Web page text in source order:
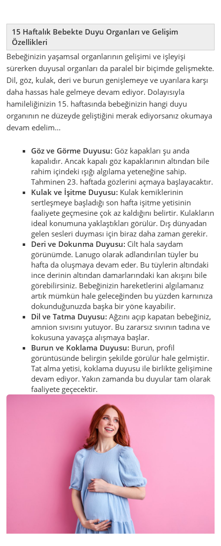
15 Haftalık Bebekte Duyu Organları ve Gelişim
Özellikleri
Bebeğinizin yaşamsal organlarının gelişimi ve işleyişi
sürerken duyusal organları da paralel bir biçimde gelişmekte.
Dil, göz, kulak, deri ve burun genişlemeye ve uyarılara karşı
daha hassas hale gelmeye devam ediyor. Dolayısıyla
hamileliğinizin 15. haftasında bebeğinizin hangi duyu
organının ne düzeyde geliştiğini merak ediyorsanız okumaya
devam edelim...
Göz ve Görme Duyusu: Göz kapakları şu anda
kapalıdır. Ancak kapalı göz kapaklarının altından bile
rahim içindeki ışığı algılama yeteneğine sahip.
Tahminen 23. haftada gözlerini açmaya başlayacaktır.
Kulak ve İşitme Duyusu: Kulak kemiklerinin
sertleşmeye başladığı son hafta işitme yetisinin
faaliyete geçmesine çok az kaldığını belirtir. Kulakların
ideal konumuna yaklaştıkları görülür. Dış dünyadan
gelen sesleri duyması için biraz daha zaman gerekir.
Deri ve Dokunma Duyusu: Cilt hala saydam
görünümde. Lanugo olarak adlandırılan tüyler bu
hafta da oluşmaya devam eder. Bu tüylerin altındaki
ince derinin altından damarlarındaki kan akışını bile
görebilirsiniz. Bebeğinizin hareketlerini algılamanız
artık mümkün hale geleceğinden bu yüzden karnınıza
dokunduğunuzda başka bir yöne kayabilir.
Dil ve Tatma Duyusu: Ağzını açıp kapatan bebeğiniz,
amnion sıvısını yutuyor. Bu zararsız sıvının tadına ve
kokusuna yavaşça alışmaya başlar.
Burun ve Koklama Duyusu: Burun, profil
görüntüsünde belirgin şekilde görülür hale gelmiştir.
Tat alma yetisi, koklama duyusu ile birlikte gelişimine
devam ediyor. Yakın zamanda bu duyular tam olarak
faaliyete geçecektir.